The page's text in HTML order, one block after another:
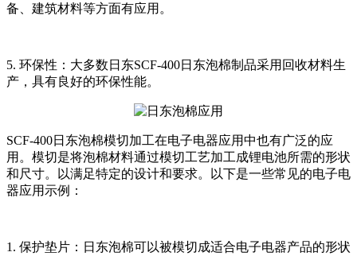
备、建筑材料等方面有应用。
5. 环保性：大多数日东SCF-400日东泡棉制品采用回收材料生
产，具有良好的环保性能。
SCF-400日东泡棉模切加工在电子电器应用中也有广泛的应
用。模切是将泡棉材料通过模切工艺加工成锂电池所需的形状
和尺寸。以满足特定的设计和要求。以下是一些常见的电子电
器应用示例：
1. 保护垫片：日东泡棉可以被模切成适合电子电器产品的形状